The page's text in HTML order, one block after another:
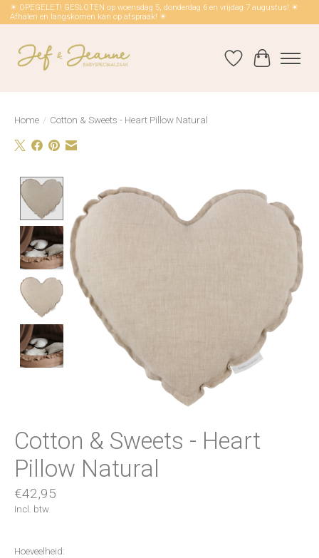
☀ OPEGELET! GESLOTEN op woensdag 5, donderdag 6 en vrijdag 7 augustus! ☀
Afhalen en langskomen kan op afspraak! ☀
Verlanglijst
Home / Cotton & Sweets - Heart Pillow Natural
Product image slideshow Items
Cotton & Sweets - Heart
Pillow Natural
€42,95
Incl. btw
Hoeveelheid: